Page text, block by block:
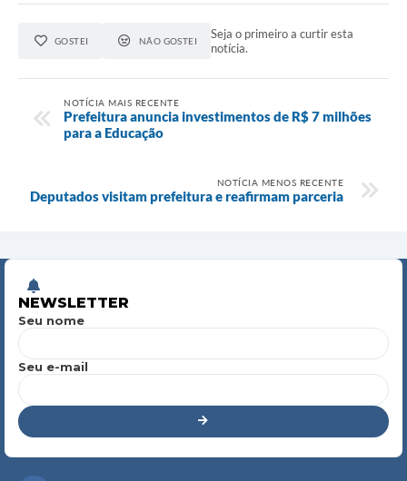
GOSTEI NÃO GOSTEI
Seja o primeiro a curtir esta
notícia.
NOTÍCIA MAIS RECENTE
Prefeitura anuncia investimentos de R$ 7 milhões
para a Educação
NOTÍCIA MENOS RECENTE
Deputados visitam prefeitura e reafirmam parceria
NEWSLETTER
Seu nome
Seu e-mail